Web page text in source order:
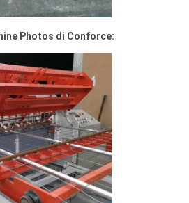
Photos di Conforce: